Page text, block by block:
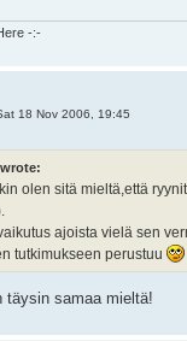
-:-
18 Nov 2006, 19:45
olen sitä mieltä,että
ajoista vielä sen
tutkimukseen perustuu
täysin samaa mieltä!